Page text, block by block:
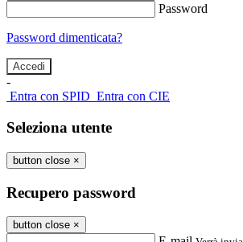
Password
Password dimenticata?
-
Entra con SPID Entra con CIE
Seleziona utente
button close ×
Recupero password
button close ×